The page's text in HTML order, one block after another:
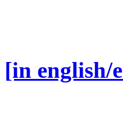
[in english/